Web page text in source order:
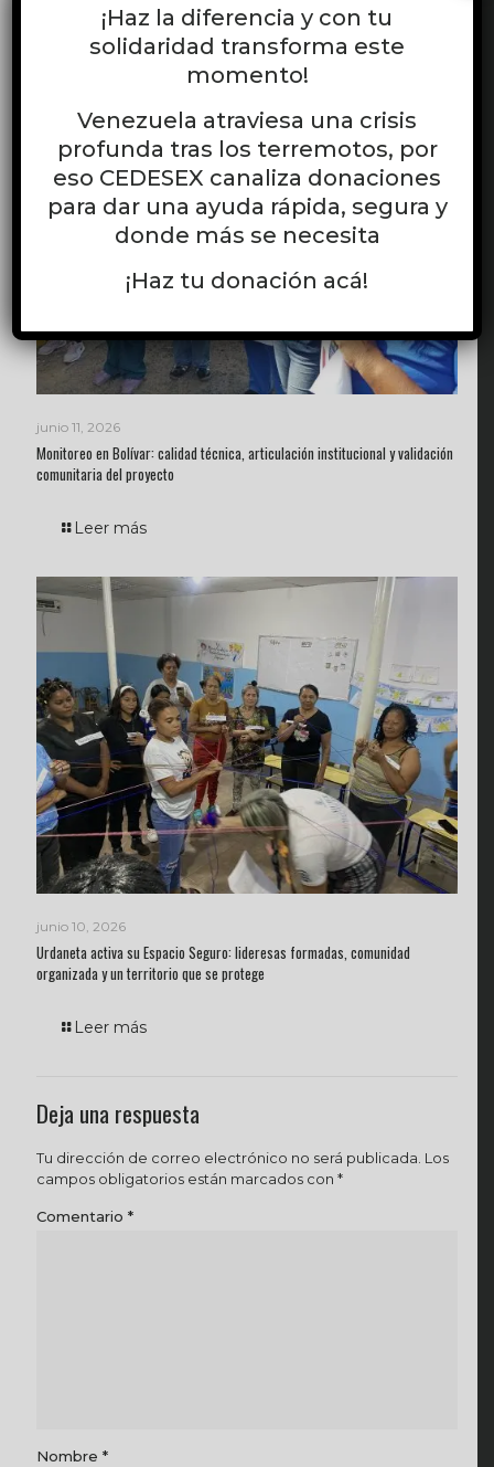
Leer más
junio 11, 2026
Monitoreo en Bolívar: calidad técnica, articulación institucional y validación
comunitaria del proyecto
Leer más
junio 10, 2026
Urdaneta activa su Espacio Seguro: lideresas formadas, comunidad
organizada y un territorio que se protege
Leer más
Deja una respuesta
Tu dirección de correo electrónico no será publicada. Los
campos obligatorios están marcados con *
Comentario *
Nombre *
¡Haz la diferencia y con tu
solidaridad transforma este
momento!
Venezuela atraviesa una crisis
profunda tras los terremotos, por
eso CEDESEX canaliza donaciones
para dar una ayuda rápida, segura y
donde más se necesita
¡Haz tu donación acá!